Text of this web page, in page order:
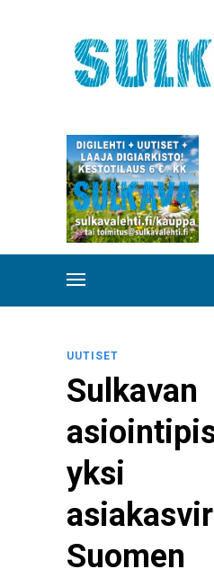
UUTISET
Sulkavan
yksi
Suomen